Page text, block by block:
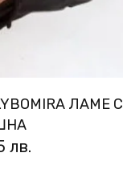
ЛАМЕ С
лв.